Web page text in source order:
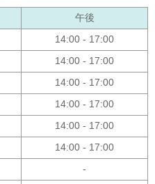
午後
14:00 - 17:00
14:00 - 17:00
14:00 - 17:00
14:00 - 17:00
14:00 - 17:00
14:00 - 17:00
-